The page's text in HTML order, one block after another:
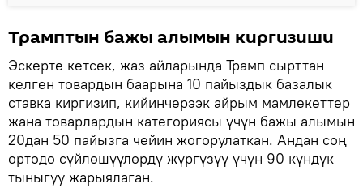
Трамптын бажы алымын киргизиши
Эскерте кетсек, жаз айларында Трамп сырттан
келген товардын баарына 10 пайыздык базалык
ставка киргизип, кийинчерээк айрым мамлекеттер
жана товарлардын категориясы үчүн бажы алымын
20дан 50 пайызга чейин жогорулаткан. Андан соң
ортодо сүйлөшүүлөрдү жүргүзүү үчүн 90 күндүк
тыныгуу жарыялаган.